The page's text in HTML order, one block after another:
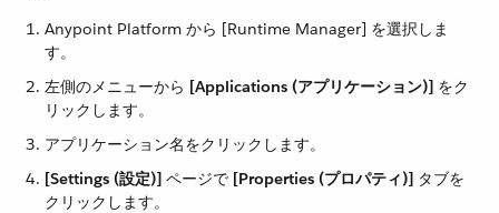
Anypoint Platform から [Runtime Manager] を選択しま
す。
左側のメニューから ​ [Applications (アプリケーション)] ​ をク
リックします。
アプリケーション名をクリックします。
[Settings (設定)] ​ ページで ​ [Properties (プロパティ)] ​ タブを
クリックします。